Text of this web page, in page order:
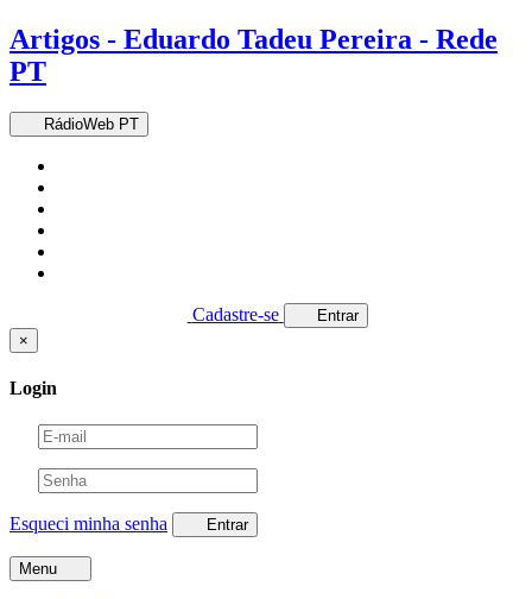
Artigos - Eduardo Tadeu Pereira - Rede
PT
RádioWeb PT
Cadastre-se
Entrar
×
Login
Esqueci minha senha Entrar
Menu